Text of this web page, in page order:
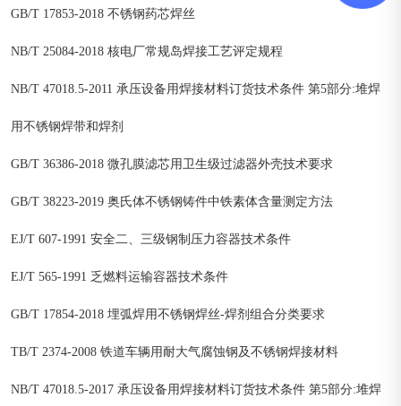
GB/T 17853-2018 不锈钢药芯焊丝
NB/T 25084-2018 核电厂常规岛焊接工艺评定规程
NB/T 47018.5-2011 承压设备用焊接材料订货技术条件 第5部分:堆焊
用不锈钢焊带和焊剂
GB/T 36386-2018 微孔膜滤芯用卫生级过滤器外壳技术要求
GB/T 38223-2019 奥氏体不锈钢铸件中铁素体含量测定方法
EJ/T 607-1991 安全二、三级钢制压力容器技术条件
EJ/T 565-1991 乏燃料运输容器技术条件
GB/T 17854-2018 埋弧焊用不锈钢焊丝-焊剂组合分类要求
TB/T 2374-2008 铁道车辆用耐大气腐蚀钢及不锈钢焊接材料
NB/T 47018.5-2017 承压设备用焊接材料订货技术条件 第5部分:堆焊